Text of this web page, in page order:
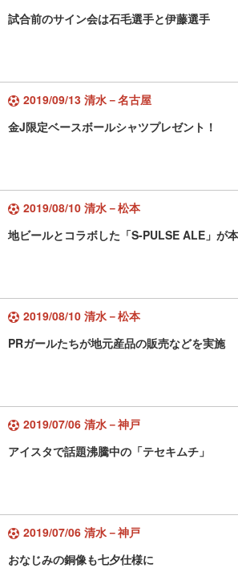
試合前のサイン会は石毛選手と伊藤選手
2019/09/13 清水－名古屋
金J限定ベースボールシャツプレゼント！
2019/08/10 清水－松本
地ビールとコラボした「S-PULSE ALE」が
2019/08/10 清水－松本
PRガールたちが地元産品の販売などを実施
2019/07/06 清水－神戸
アイスタで話題沸騰中の「テセキムチ」
2019/07/06 清水－神戸
おなじみの銅像も七夕仕様に